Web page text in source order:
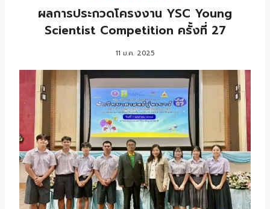
ผลการประกวดโครงงาน​ YSC​ Young
Scientist Competition ครั้งที่ 27
11 ม.ค. 2025